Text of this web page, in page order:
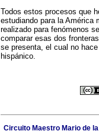
Todos estos procesos que
estudiando para la América
realizado para fenómenos
comparar esas dos
se presenta, el cual no
hispánico.
Circuito Maestro Mario de